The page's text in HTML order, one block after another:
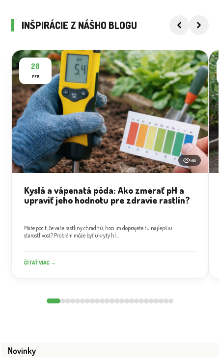
INŠPIRÁCIE Z NÁŠHO BLOGU
28
FEB
496
Kyslá a vápenatá pôda: Ako zmerať pH a
upraviť jeho hodnotu pre zdravie rastlín?
Máte pocit, že vaše rastliny chradnú, hoci im doprajete tú najlepšiu
starostlivosť? Problém môže byť ukrytý hl...
ČÍTAŤ VIAC →
Novinky